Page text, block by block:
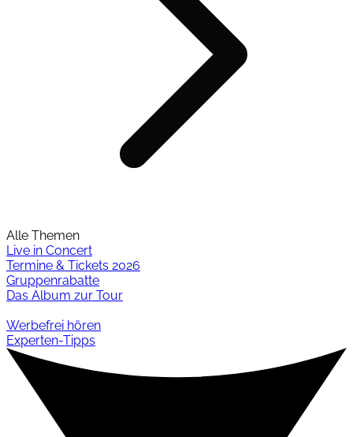
Alle Themen
Live in Concert
Termine & Tickets 2026
Gruppenrabatte
Das Album zur Tour
Werbefrei hören
Experten-Tipps